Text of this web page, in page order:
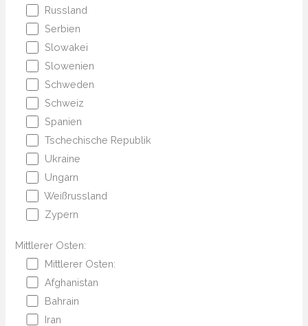
Russland
Serbien
Slowakei
Slowenien
Schweden
Schweiz
Spanien
Tschechische Republik
Ukraine
Ungarn
Weißrussland
Zypern
Mittlerer Osten:
Mittlerer Osten:
Afghanistan
Bahrain
Iran